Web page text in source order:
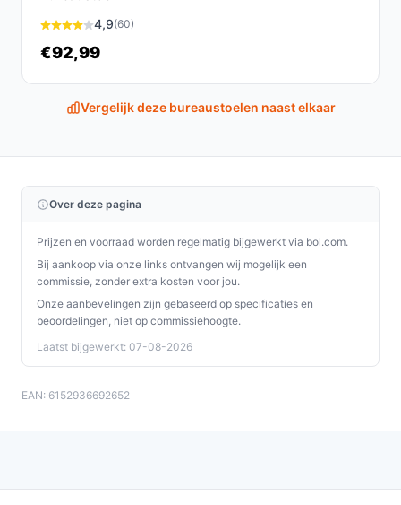
het comfortabel voor langdurig gebruik, ideaal voor
drukke dagen in de salon.
Wat zijn de belangrijkste verschillen met andere
kapperskrukken?
verstelbaarheid en wendbaarheid, wat niet altijd te
Conclusie
De Kapperskruk Zwart is een must-have voor elke
professional in de beauty-industrie. Met zijn verstelbare
hoogte, comfortabele zitting en duurzame materialen,
biedt deze kruk alles wat je nodig hebt voor een
efficiënte werkdag.
debestebureaustoel.nl. Kies bewust wat perfect past
4,9(60)
€92,99
Vergelijk deze bureaustoelen naast elkaar
Over deze pagina
Prijzen en voorraad worden regelmatig bijgewerkt via bol.com.
Bij aankoop via onze links ontvangen wij mogelijk een
commissie, zonder extra kosten voor jou.
Onze aanbevelingen zijn gebaseerd op specificaties en
beoordelingen, niet op commissiehoogte.
Laatst bijgewerkt: 07-08-2026
EAN: 6152936692652